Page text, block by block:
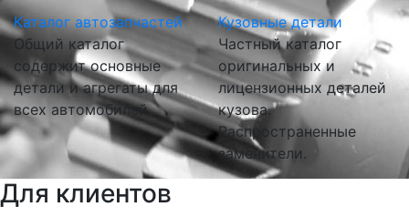
Каталог автозапчастей
Общий каталог
содержит основные
детали и агрегаты для
всех автомобилей
Кузовные детали
Частный каталог
оригинальных и
лицензионных деталей
кузова.
Распространенные
заменители.
Для клиентов